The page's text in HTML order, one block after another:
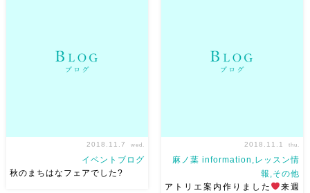
｀) という方の声をよく聞きま
す。もたいない。。 私は […]
中?? ということで新規の方の
体験は発表会が終 […]
2018.11.7 wed.
イベントブログ
秋のまちはなフェアでした?
2018.11.1 thu.
麻ノ葉 information,レッスン情
報,その他
アトリエ案内作りました
来週